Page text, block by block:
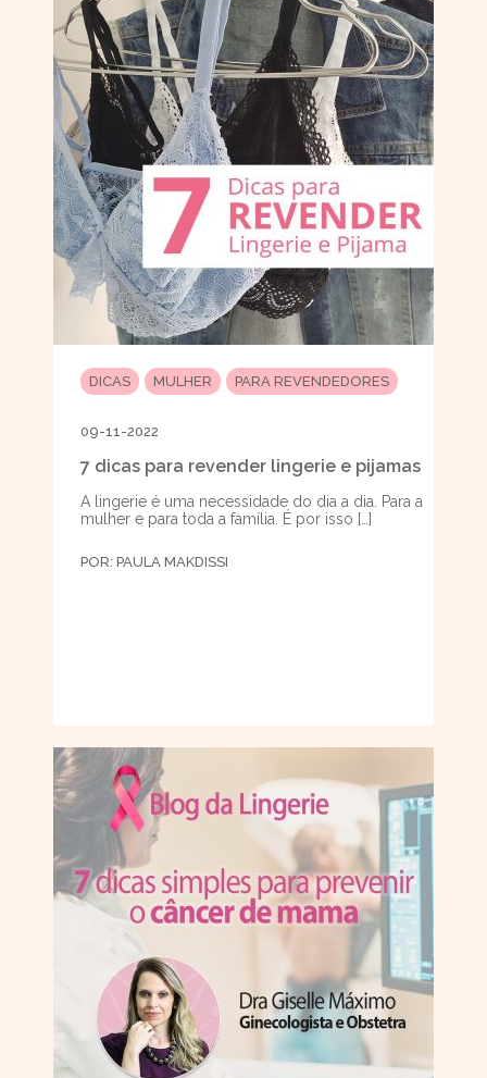
DICAS MULHER PARA REVENDEDORES
09-11-2022
7 dicas para revender lingerie e pijamas
A lingerie é uma necessidade do dia a dia. Para a
mulher e para toda a família. É por isso […]
POR: PAULA MAKDISSI